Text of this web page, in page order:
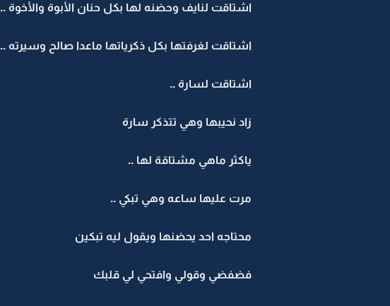
اشتاقت لنايف وحضنه لها بكل حنان الأبوة والأخوة ..
اشتاقت لغرفتها بكل ذكرياتها ماعدا صالح وسيرته ..
اشتاقت لسارة ..
زاد نحيبها وهي تتذكر سارة
ياكثر ماهي مشتاقة لها ..
مرت عليها ساعه وهي تبكي ..
محتاجه احد يحضنها ويقول ليه تبكين
فضفضي وقولي وافتحي لي قلبك